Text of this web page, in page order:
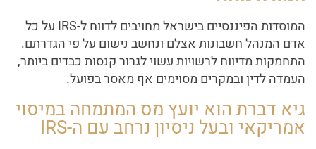
המוסדות הפיננסיים בישראל מחויבים לדווח ל-IRS על כל
אדם המנהל חשבונות אצלם ונחשב נישום על פי הגדרתם.
התחמקות מדיווח לרשויות עשוי לגרור קנסות כבדים ביותר,
העמדה לדין ובמקרים מסוימים אף מאסר בפועל.
גיא דברת הוא יועץ מס המתמחה במיסוי
אמריקאי ובעל ניסיון נרחב עם ה-IRS